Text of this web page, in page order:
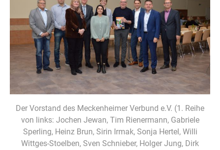
Der Vorstand des Meckenheimer Verbund e.V. (1. Reihe
von links: Jochen Jewan, Tim Rienermann, Gabriele
Sperling, Heinz Brun, Sirin Irmak, Sonja Hertel, Willi
Wittges-Stoelben, Sven Schnieber, Holger Jung, Dirk